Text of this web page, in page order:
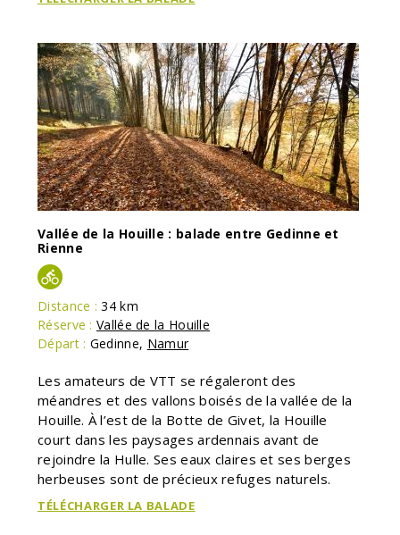
Vallée de la Houille : balade entre Gedinne et
Rienne
Distance : 34 km
Réserve : Vallée de la Houille
Départ : Gedinne, Namur
Les amateurs de VTT se régaleront des
méandres et des vallons boisés de la vallée de la
Houille. À l’est de la Botte de Givet, la Houille
court dans les paysages ardennais avant de
rejoindre la Hulle. Ses eaux claires et ses berges
herbeuses sont de précieux refuges naturels.
TÉLÉCHARGER LA BALADE